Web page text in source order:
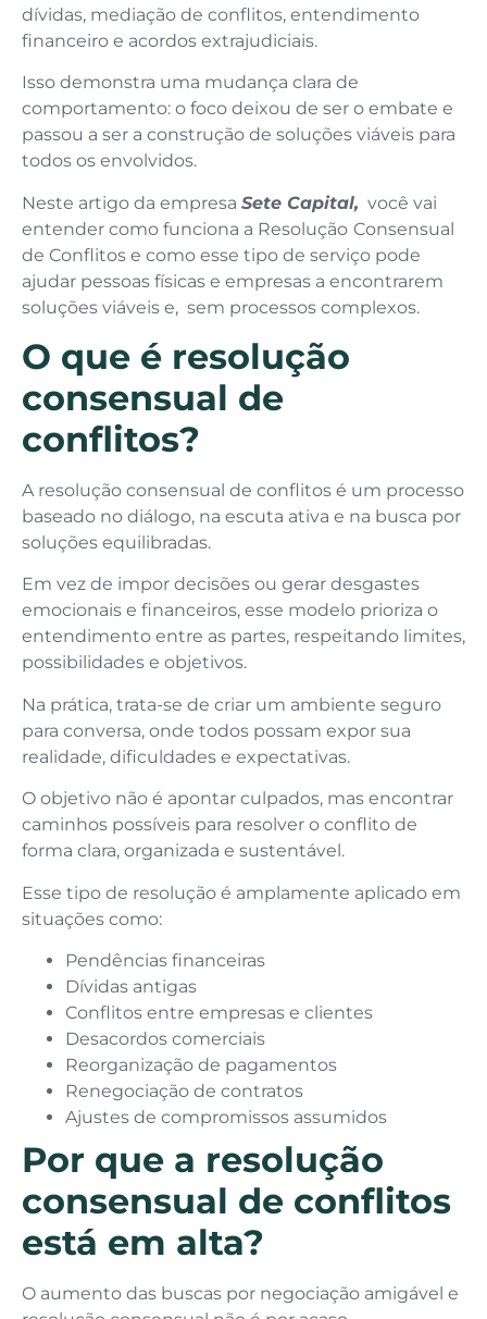
dívidas, mediação de conflitos, entendimento
financeiro e acordos extrajudiciais.
Isso demonstra uma mudança clara de
comportamento: o foco deixou de ser o embate e
passou a ser a construção de soluções viáveis para
todos os envolvidos.
Neste artigo da empresa Sete Capital, você vai
entender como funciona a Resolução Consensual
de Conflitos e como esse tipo de serviço pode
ajudar pessoas físicas e empresas a encontrarem
soluções viáveis e, sem processos complexos.
O que é resolução
consensual de
conflitos?
A resolução consensual de conflitos é um processo
baseado no diálogo, na escuta ativa e na busca por
soluções equilibradas.
Em vez de impor decisões ou gerar desgastes
emocionais e financeiros, esse modelo prioriza o
entendimento entre as partes, respeitando limites,
possibilidades e objetivos.
Na prática, trata-se de criar um ambiente seguro
para conversa, onde todos possam expor sua
realidade, dificuldades e expectativas.
O objetivo não é apontar culpados, mas encontrar
caminhos possíveis para resolver o conflito de
forma clara, organizada e sustentável.
Esse tipo de resolução é amplamente aplicado em
situações como:
Pendências financeiras
Dívidas antigas
Conflitos entre empresas e clientes
Desacordos comerciais
Reorganização de pagamentos
Renegociação de contratos
Ajustes de compromissos assumidos
Por que a resolução
consensual de conflitos
está em alta?
O aumento das buscas por negociação amigável e